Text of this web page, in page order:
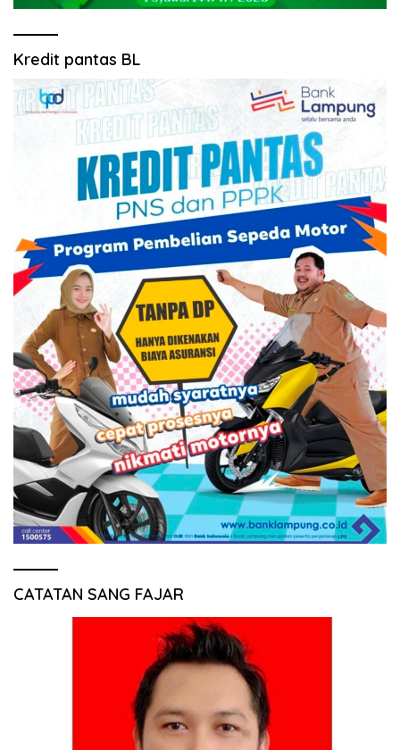
Kredit pantas BL
CATATAN SANG FAJAR